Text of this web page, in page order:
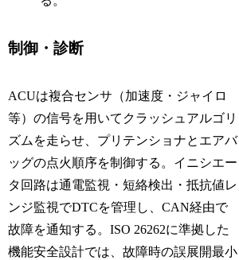
制御・診断
ACUは複合センサ（加速度・ジャイロ
等）の信号を用いてクラッシュアルゴリ
ズムを走らせ、プリテンショナとエアバ
ッグの点火順序を制御する。イニシエー
タ回路は通電監視・短絡検出・抵抗値レ
ンジ監視でDTCを管理し、CAN経由で
故障を通知する。ISO 26262に準拠した
機能安全設計では、故障時の誤展開最小